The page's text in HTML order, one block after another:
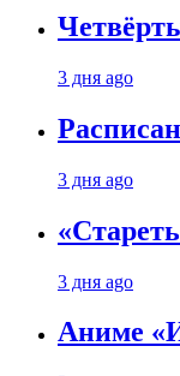
3 дня ago
3 дня ago
3 дня ago
Аниме «И